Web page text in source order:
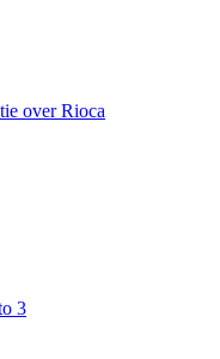
over Rioca
3